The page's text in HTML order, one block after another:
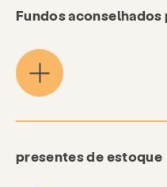
Fundos
presentes de estoque